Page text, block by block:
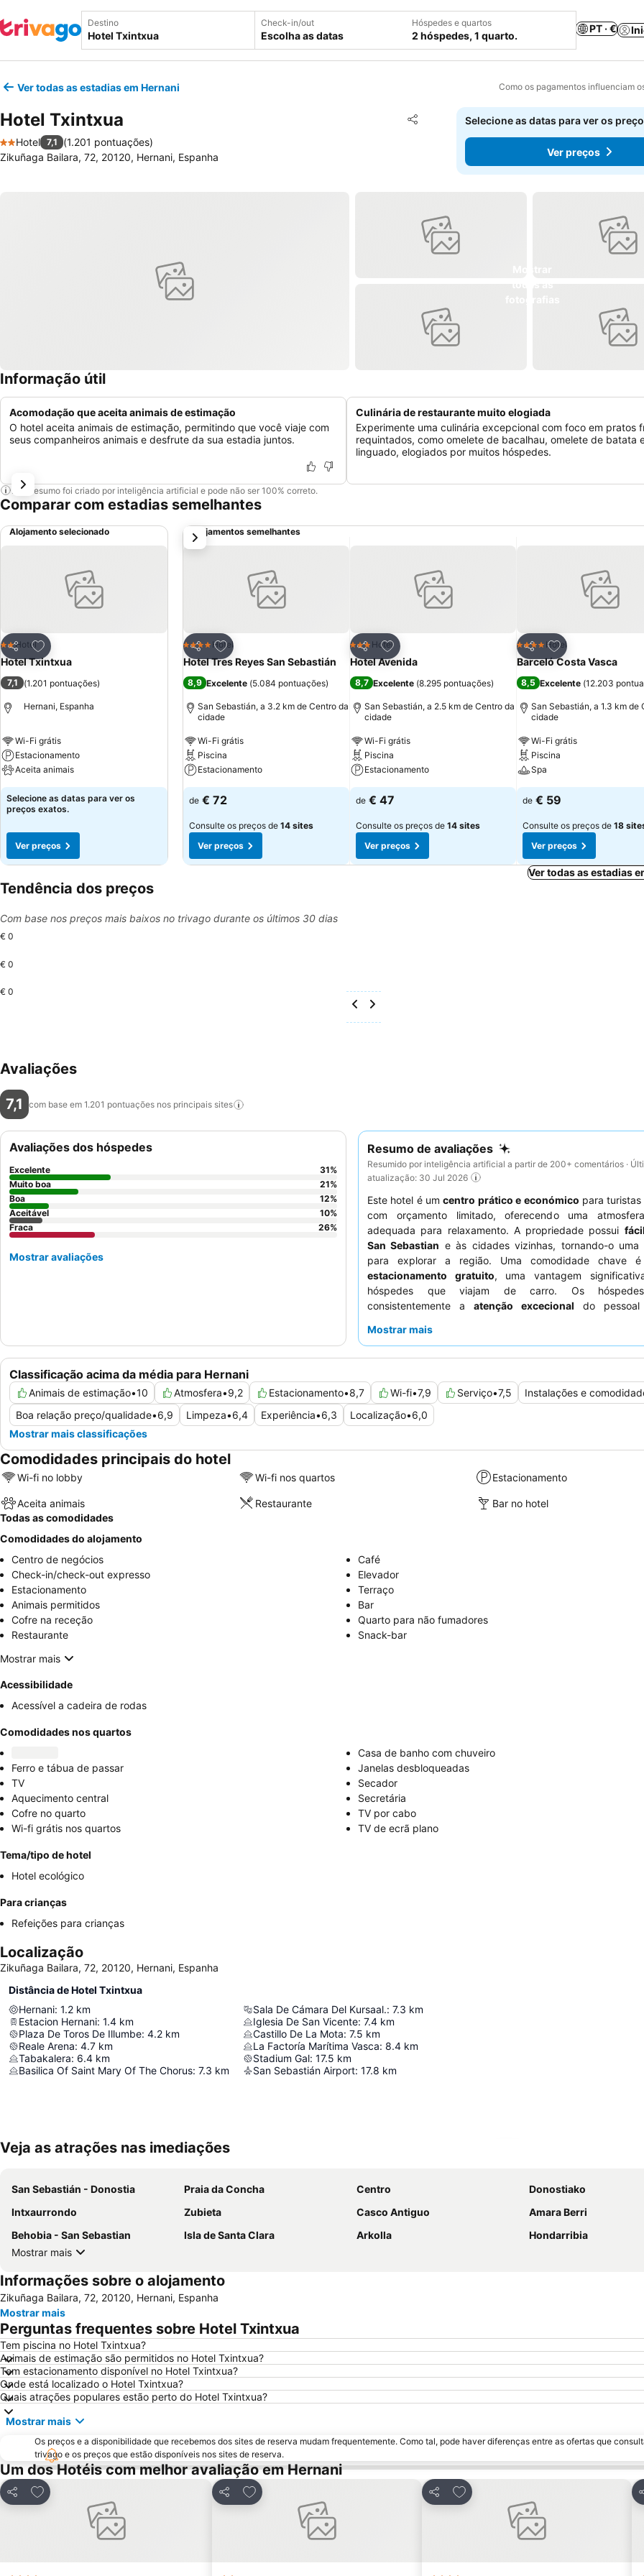
Destino Check-in/out
Escolha as datas
Hóspedes e quartos
2 hóspedes, 1 quarto.
PT · €
Ver todas as estadias em Hernani Como os pagamentos influenciam
Hotel Txintxua Partilhar
Adicionar aos favoritos
2 Estrelas
Hotel 7,1 (1.201 pontuações)
Zikuñaga Bailara, 72, 20120, Hernani, Espanha
Selecione as datas para ver os
Ver preços
Informação útil
Acomodação que aceita animais de estimação
O hotel aceita animais de estimação, permitindo que você viaje com
seus companheiros animais e desfrute da sua estadia juntos.
Culinária de restaurante muito elogiada
Experimente uma culinária excepcional com foco em pratos
requintados, como omelete de bacalhau, omelete de batata
linguado, elogiados por muitos hóspedes.
Este resumo foi criado por inteligência artificial e pode não ser 100% correto.
Comparar com estadias semelhantes
Alojamento selecionado
Partilhar
Adicionar aos favoritos
2 Estrelas
Hotel
Hotel Txintxua
7,1 (1.201 pontuações)
Hernani, Espanha
Wi-Fi grátis
Estacionamento
Aceita animais
Selecione as datas para ver os
preços exatos.
Ver preços
Alojamentos semelhantes
Partilhar
Adicionar aos favoritos
4 EstrelasHotel
Hotel Tres Reyes San Sebastián
8,9 Excelente (5.084 pontuações)
San Sebastián, a 3.2 km de Centro da
cidade
Wi-Fi grátis
Piscina
Estacionamento
de € 72
Consulte os preços de 14 sites
Ver preços
Partilhar
Adicionar aos favoritos
3 Estrelas
Hotel
Hotel Avenida
8,7 Excelente (8.295 pontuações)
San Sebastián, a 2.5 km de Centro da
cidade
Wi-Fi grátis
Piscina
Estacionamento
de € 47
Consulte os preços de 14 sites
Ver preços
Partilhar
Adicionar aos
4 EstrelasHotel
Barceló Costa Vasca
8,5 Excelente (12.203
San Sebastián, a 1.3 km de
cidade
Wi-Fi grátis
Piscina
Spa
de € 59
Consulte os preços de 18
Ver preços
próximo
Ver todas as estadias
Tendência dos preços
Com base nos preços mais baixos no trivago durante os últimos 30 dias
€ 0
€ 0
€ 0
Avaliações
7,1 com base em 1.201 pontuações nos principais sites
Resumo de avaliações
Resumido por inteligência artificial a partir de 200+ comentários ·
atualização: 30 Jul 2026
Este hotel é umcentro prático e económico para
com orçamento limitado, oferecendo uma
adequada para relaxamento. A propriedade possui
San Sebastian e às cidades vizinhas, tornando-o uma
para explorar a região. Uma comodidade chave
estacionamento gratuito, uma vantagem
hóspedes que viajam de carro. Os
consistentemente a atenção excecional do
específicas a pratos frescos e requintados. Para uma
Mostrar mais
Classificação acima da média para Hernani
Animais de estimação•10 Atmosfera•9,2 Estacionamento•8,7 Wi-fi•7,9 Serviço•7,5 Instalações e
Boa relação preço/qualidade•6,9 Limpeza•6,4 Experiência•6,3 Localização•6,0
Mostrar mais classificações
Avaliações dos hóspedes
Excelente 31%
Muito boa
21%
Boa
12%
Aceitável
10%
Fraca
26%
Mostrar avaliações
Comodidades principais do hotel
Wi-fi no lobby Wi-fi nos quartos Estacionamento
Aceita animais Restaurante
Bar no hotel
Todas as comodidades
Comodidades do alojamento
Centro de negócios
Café
Check-in/check-out expresso
Elevador
Estacionamento
Terraço
Animais permitidos
Bar
Cofre na receção
Quarto para não fumadores
Restaurante
Snack-bar
Mostrar mais
Acessibilidade
Acessível a cadeira de rodas
Comodidades nos quartos
Casa de banho com chuveiro
Ferro e tábua de passar
Janelas desbloqueadas
TV
Secador
Aquecimento central
Secretária
Cofre no quarto
TV por cabo
Wi-fi grátis nos quartos
TV de ecrã plano
Tema/tipo de hotel
Hotel ecológico
Para crianças
Refeições para crianças
Localização
Zikuñaga Bailara, 72, 20120, Hernani, Espanha
Distância de Hotel Txintxua
Hernani: 1.2 km
Estacion Hernani: 1.4 km
Plaza De Toros De Illumbe: 4.2 km
Reale Arena: 4.7 km
Tabakalera: 6.4 km
Basilica Of Saint Mary Of The Chorus: 7.3 km
Sala De Cámara Del Kursaal.: 7.3 km
Iglesia De San Vicente: 7.4 km
Castillo De La Mota: 7.5 km
La Factoría Marítima Vasca: 8.4 km
Stadium Gal: 17.5 km
San Sebastián Airport: 17.8 km
Veja as atrações nas imediações
San Sebastián - Donostia Praia da Concha Centro
Donostiako
Intxaurrondo
Zubieta Casco Antiguo
Amara Berri
Behobia - San Sebastian
Isla de Santa Clara Arkolla
Hondarribia
Mostrar mais
Informações sobre o alojamento
Zikuñaga Bailara, 72, 20120, Hernani, Espanha
Mostrar mais
Perguntas frequentes sobre Hotel Txintxua
Tem piscina no Hotel Txintxua?
Animais de estimação são permitidos no Hotel Txintxua?
Tem estacionamento disponível no Hotel Txintxua?
Onde está localizado o Hotel Txintxua?
Quais atrações populares estão perto do Hotel Txintxua?
Mostrar mais
Os preços e a disponibilidade que recebemos dos sites de reserva mudam frequentemente. Como tal, pode haver diferenças entre as ofertas que
trivago e os preços que estão disponíveis nos sites de reserva.
Um dos Hotéis com melhor avaliação em Hernani
Partilhar
Adicionar aos favoritos
Partilhar
Adicionar aos favoritos
Partilhar
Adicionar aos favoritos